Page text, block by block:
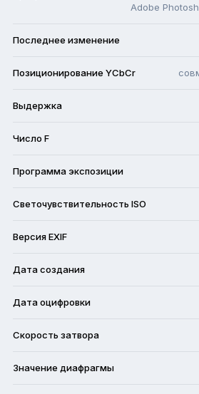
Adobe
Последнее изменение
Позиционирование YCbCr
Выдержка
Число F
Программа экспозиции
Светочувствительность ISO
Версия EXIF
Дата создания
Дата оцифровки
Скорость затвора
Значение диафрагмы